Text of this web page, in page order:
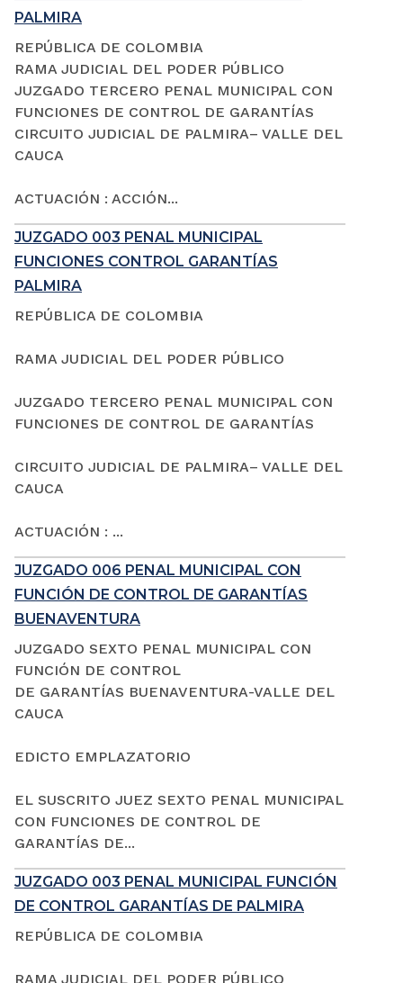
PALMIRA
REPÚBLICA DE COLOMBIA
RAMA JUDICIAL DEL PODER PÚBLICO
JUZGADO TERCERO PENAL MUNICIPAL CON
FUNCIONES DE CONTROL DE GARANTÍAS
CIRCUITO JUDICIAL DE PALMIRA– VALLE DEL
CAUCA
ACTUACIÓN : ACCIÓN...
JUZGADO 003 PENAL MUNICIPAL
FUNCIONES CONTROL GARANTÍAS
PALMIRA
REPÚBLICA DE COLOMBIA
RAMA JUDICIAL DEL PODER PÚBLICO
JUZGADO TERCERO PENAL MUNICIPAL CON
FUNCIONES DE CONTROL DE GARANTÍAS
CIRCUITO JUDICIAL DE PALMIRA– VALLE DEL
CAUCA
ACTUACIÓN : ...
JUZGADO 006 PENAL MUNICIPAL CON
FUNCIÓN DE CONTROL DE GARANTÍAS
BUENAVENTURA
JUZGADO SEXTO PENAL MUNICIPAL CON
FUNCIÓN DE CONTROL
DE GARANTÍAS BUENAVENTURA-VALLE DEL
CAUCA
EDICTO EMPLAZATORIO
EL SUSCRITO JUEZ SEXTO PENAL MUNICIPAL
CON FUNCIONES DE CONTROL DE
GARANTÍAS DE...
JUZGADO 003 PENAL MUNICIPAL FUNCIÓN
DE CONTROL GARANTÍAS DE PALMIRA
REPÚBLICA DE COLOMBIA
RAMA JUDICIAL DEL PODER PÚBLICO